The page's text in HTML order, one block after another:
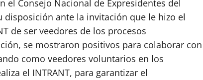
el Consejo Nacional de Expresidentes del
disposición ante la invitación que le hizo el
de ser veedores de los procesos
se mostraron positivos para colaborar con
como veedores voluntarios en los
el INTRANT, para garantizar el